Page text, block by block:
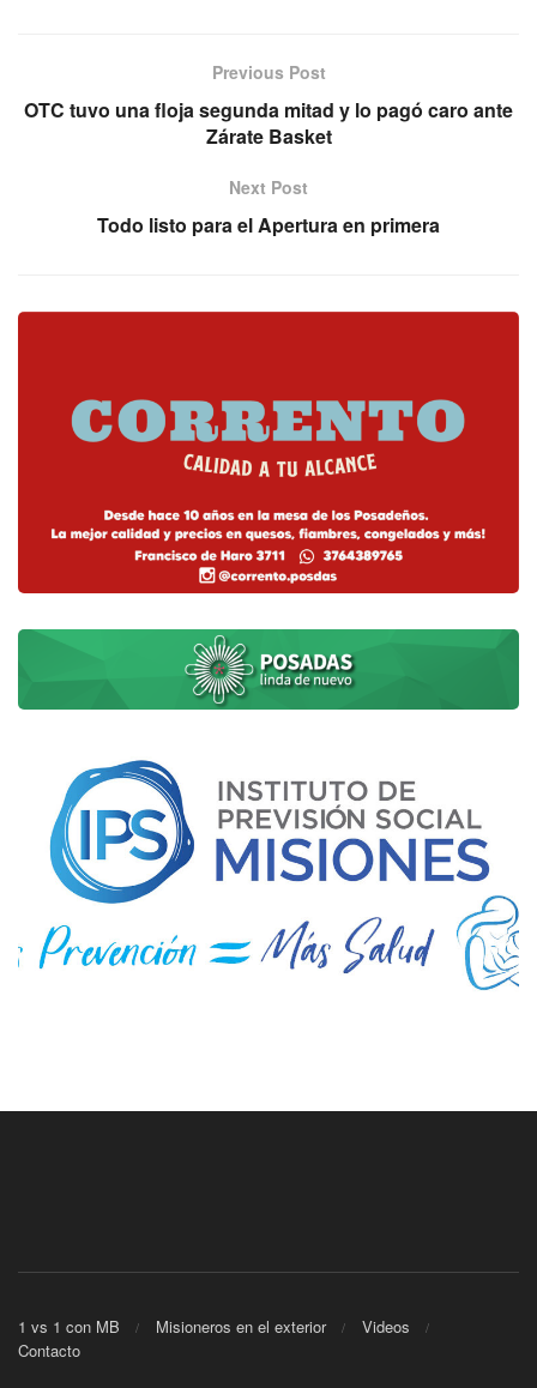
Previous Post
OTC tuvo una floja segunda mitad y lo pagó caro ante
Zárate Basket
Next Post
Todo listo para el Apertura en primera
1 vs 1 con MB Misioneros en el exterior
Videos
Contacto